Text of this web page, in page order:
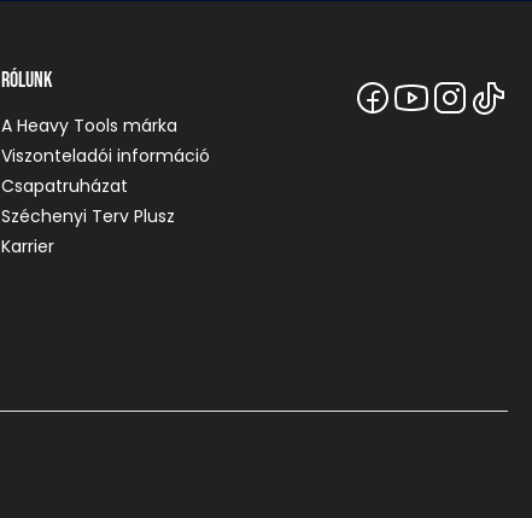
Rólunk
A Heavy Tools márka
Viszonteladói információ
Csapatruházat
Széchenyi Terv Plusz
Karrier